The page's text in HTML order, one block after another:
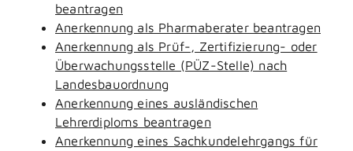
beantragen
Anerkennung als Pharmaberater beantragen
Anerkennung als Prüf-, Zertifizierung- oder
Überwachungsstelle (PÜZ-Stelle) nach
Landesbauordnung
Anerkennung eines ausländischen
Lehrerdiploms beantragen
Anerkennung eines Sachkundelehrgangs für